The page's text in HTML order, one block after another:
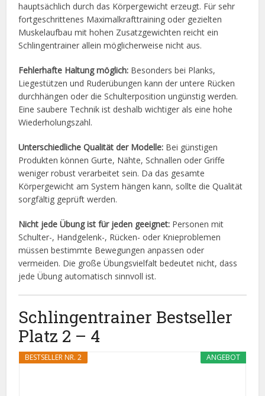
hauptsächlich durch das Körpergewicht erzeugt. Für sehr
fortgeschrittenes Maximalkrafttraining oder gezielten
Muskelaufbau mit hohen Zusatzgewichten reicht ein
Schlingentrainer allein möglicherweise nicht aus.
Fehlerhafte Haltung möglich: Besonders bei Planks,
Liegestützen und Ruderübungen kann der untere Rücken
durchhängen oder die Schulterposition ungünstig werden.
Eine saubere Technik ist deshalb wichtiger als eine hohe
Wiederholungszahl.
Unterschiedliche Qualität der Modelle: Bei günstigen
Produkten können Gurte, Nähte, Schnallen oder Griffe
weniger robust verarbeitet sein. Da das gesamte
Körpergewicht am System hängen kann, sollte die Qualität
sorgfältig geprüft werden.
Nicht jede Übung ist für jeden geeignet: Personen mit
Schulter-, Handgelenk-, Rücken- oder Knieproblemen
müssen bestimmte Bewegungen anpassen oder
vermeiden. Die große Übungsvielfalt bedeutet nicht, dass
jede Übung automatisch sinnvoll ist.
Schlingentrainer Bestseller
Platz 2 – 4
ANGEBOT
BESTSELLER NR. 2